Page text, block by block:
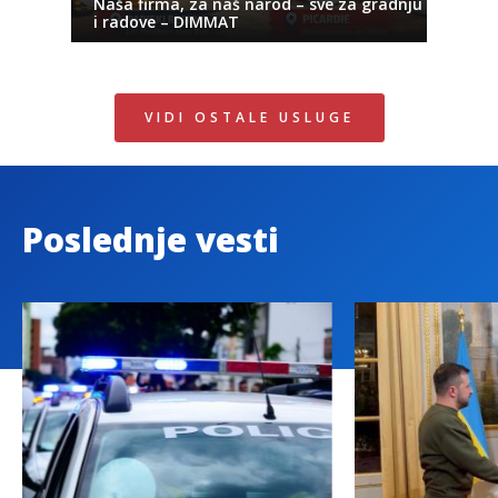
i radove – DIMMAT
VIDI OSTALE USLUGE
Poslednje vesti